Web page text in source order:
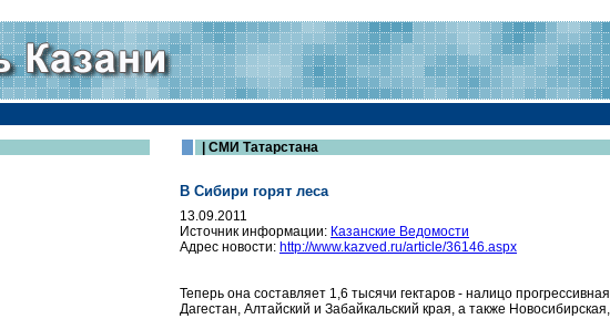
| СМИ Татарстана
В Сибири горят леса
13.09.2011
Источник информации: Казанские Ведомости
Адрес новости: http://www.kazved.ru/article/36146.aspx
Теперь она составляет 1,6 тысячи гектаров - налицо
Дагестан, Алтайский и Забайкальский края, а также